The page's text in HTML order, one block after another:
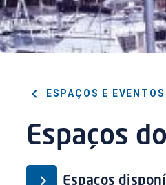
ESPAÇOS E EVENTOS
Espaços
Espaços